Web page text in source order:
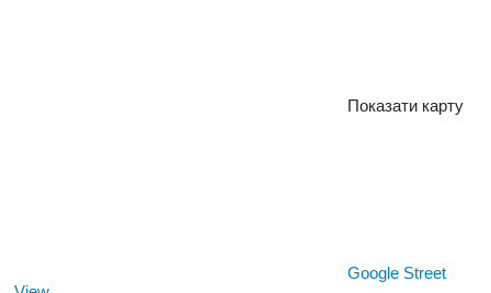
Показати карту
Google Street